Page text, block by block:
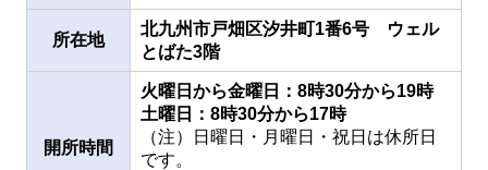
所在地
北九州市戸畑区汐井町1番6号 ウェル
とばた3階
開所時間
火曜日から金曜日：8時30分から19時
土曜日：8時30分から17時
（注）日曜日・月曜日・祝日は休所日
です。